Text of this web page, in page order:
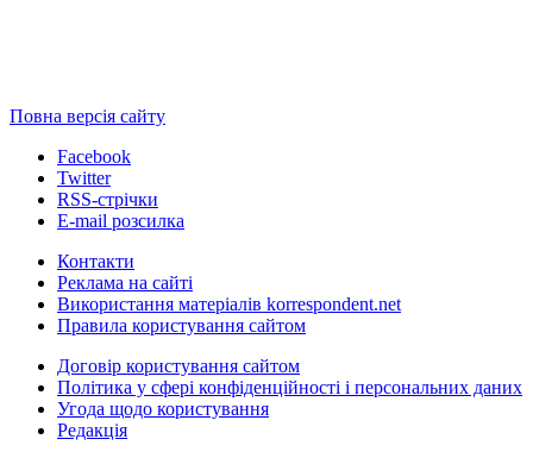
Повна версія сайту
Facebook
Twitter
RSS-стрічки
E-mail розсилка
Контакти
Реклама на сайті
Використання матеріалів korrespondent.net
Правила користування сайтом
Договір користування сайтом
Політика у сфері конфіденційності і персональних даних
Угода щодо користування
Редакція